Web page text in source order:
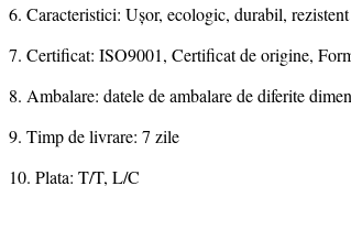
6. Caracteristici: Ușor, ecologic, durabil,
7. Certificat: ISO9001, Certificat de origine,
8. Ambalare: datele de ambalare de diferite
9. Timp de livrare: 7 zile
10. Plata: T/T, L/C